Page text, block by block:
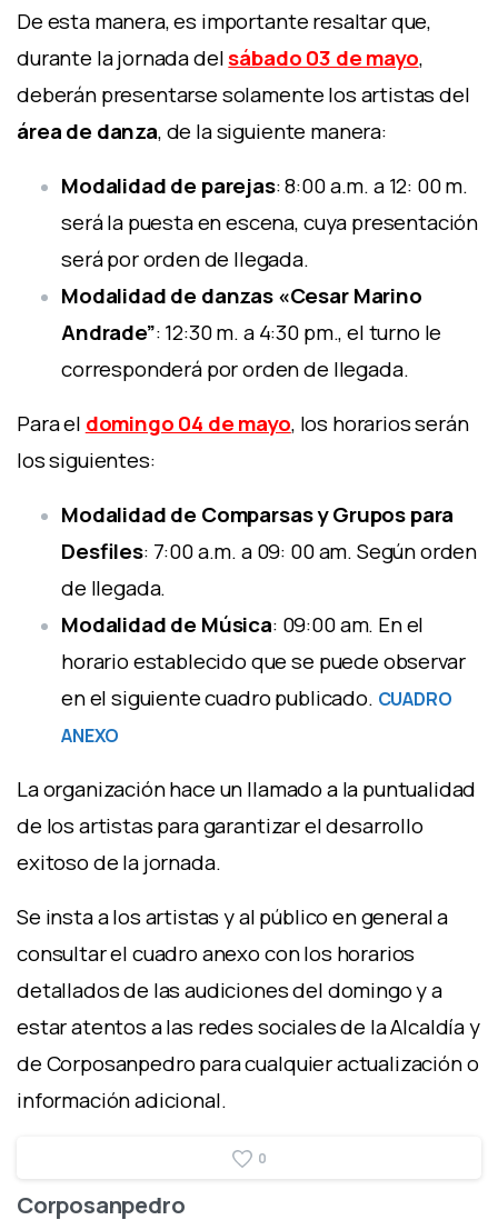
De esta manera, es importante resaltar que,
durante la jornada delsábado 03 de mayo,
deberán presentarse solamente los artistas del
área de danza, de la siguiente manera:
Modalidad de parejas: 8:00 a.m. a 12: 00 m.
será la puesta en escena, cuya presentación
será por orden de llegada.
Modalidad de danzas «Cesar Marino
Andrade”: 12:30 m. a 4:30 pm., el turno le
corresponderá por orden de llegada.
Para el domingo 04 de mayo, los horarios serán
los siguientes:
Modalidad de Comparsas y Grupos para
Desfiles: 7:00 a.m. a 09: 00 am. Según orden
de llegada.
Modalidad de Música: 09:00 am. En el
horario establecido que se puede observar
en el siguiente cuadro publicado. CUADRO
ANEXO
La organización hace un llamado a la puntualidad
de los artistas para garantizar el desarrollo
exitoso de la jornada.
Se insta a los artistas y al público en general a
consultar el cuadro anexo con los horarios
detallados de las audiciones del domingo y a
estar atentos a las redes sociales de la Alcaldía y
de Corposanpedro para cualquier actualización o
información adicional.
0
Corposanpedro